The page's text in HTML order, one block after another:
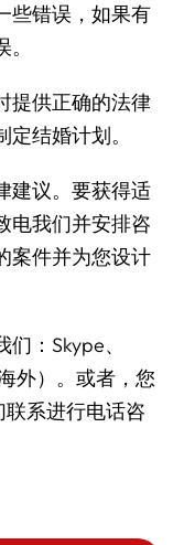
些错误，如果有
提供正确的法律
结婚计划。
建议。要获得适
电我们并安排咨
案件并为您设计
：Skype、
外）。或者，您
联系进行电话咨